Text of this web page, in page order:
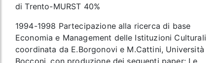
di Trento-MURST 40%
1994-1998 Partecipazione alla ricerca di base
Economia e Management delle Istituzioni Culturali
coordinata da E.Borgonovi e M.Cattini, Università
Bocconi, con produzione dei seguenti paper: Le